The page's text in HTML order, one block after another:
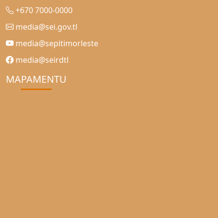
+670 7000-0000
media@sei.gov.tl
media@sepitimorleste
media@seirdtl
MAPAMENTU